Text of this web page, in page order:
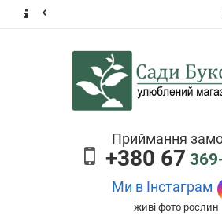
Приймання
+380 67
Ми в Інстаграм
живі фото рослин